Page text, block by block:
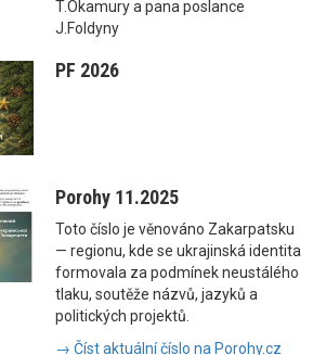
T.Okamury a pana poslance
J.Foldyny
PF 2026
Porohy 11.2025
Toto číslo je věnováno Zakarpatsku
— regionu, kde se ukrajinská identita
formovala za podmínek neustálého
tlaku, soutěže názvů, jazyků a
politických projektů.
→ Číst aktuální číslo na Porohy.cz